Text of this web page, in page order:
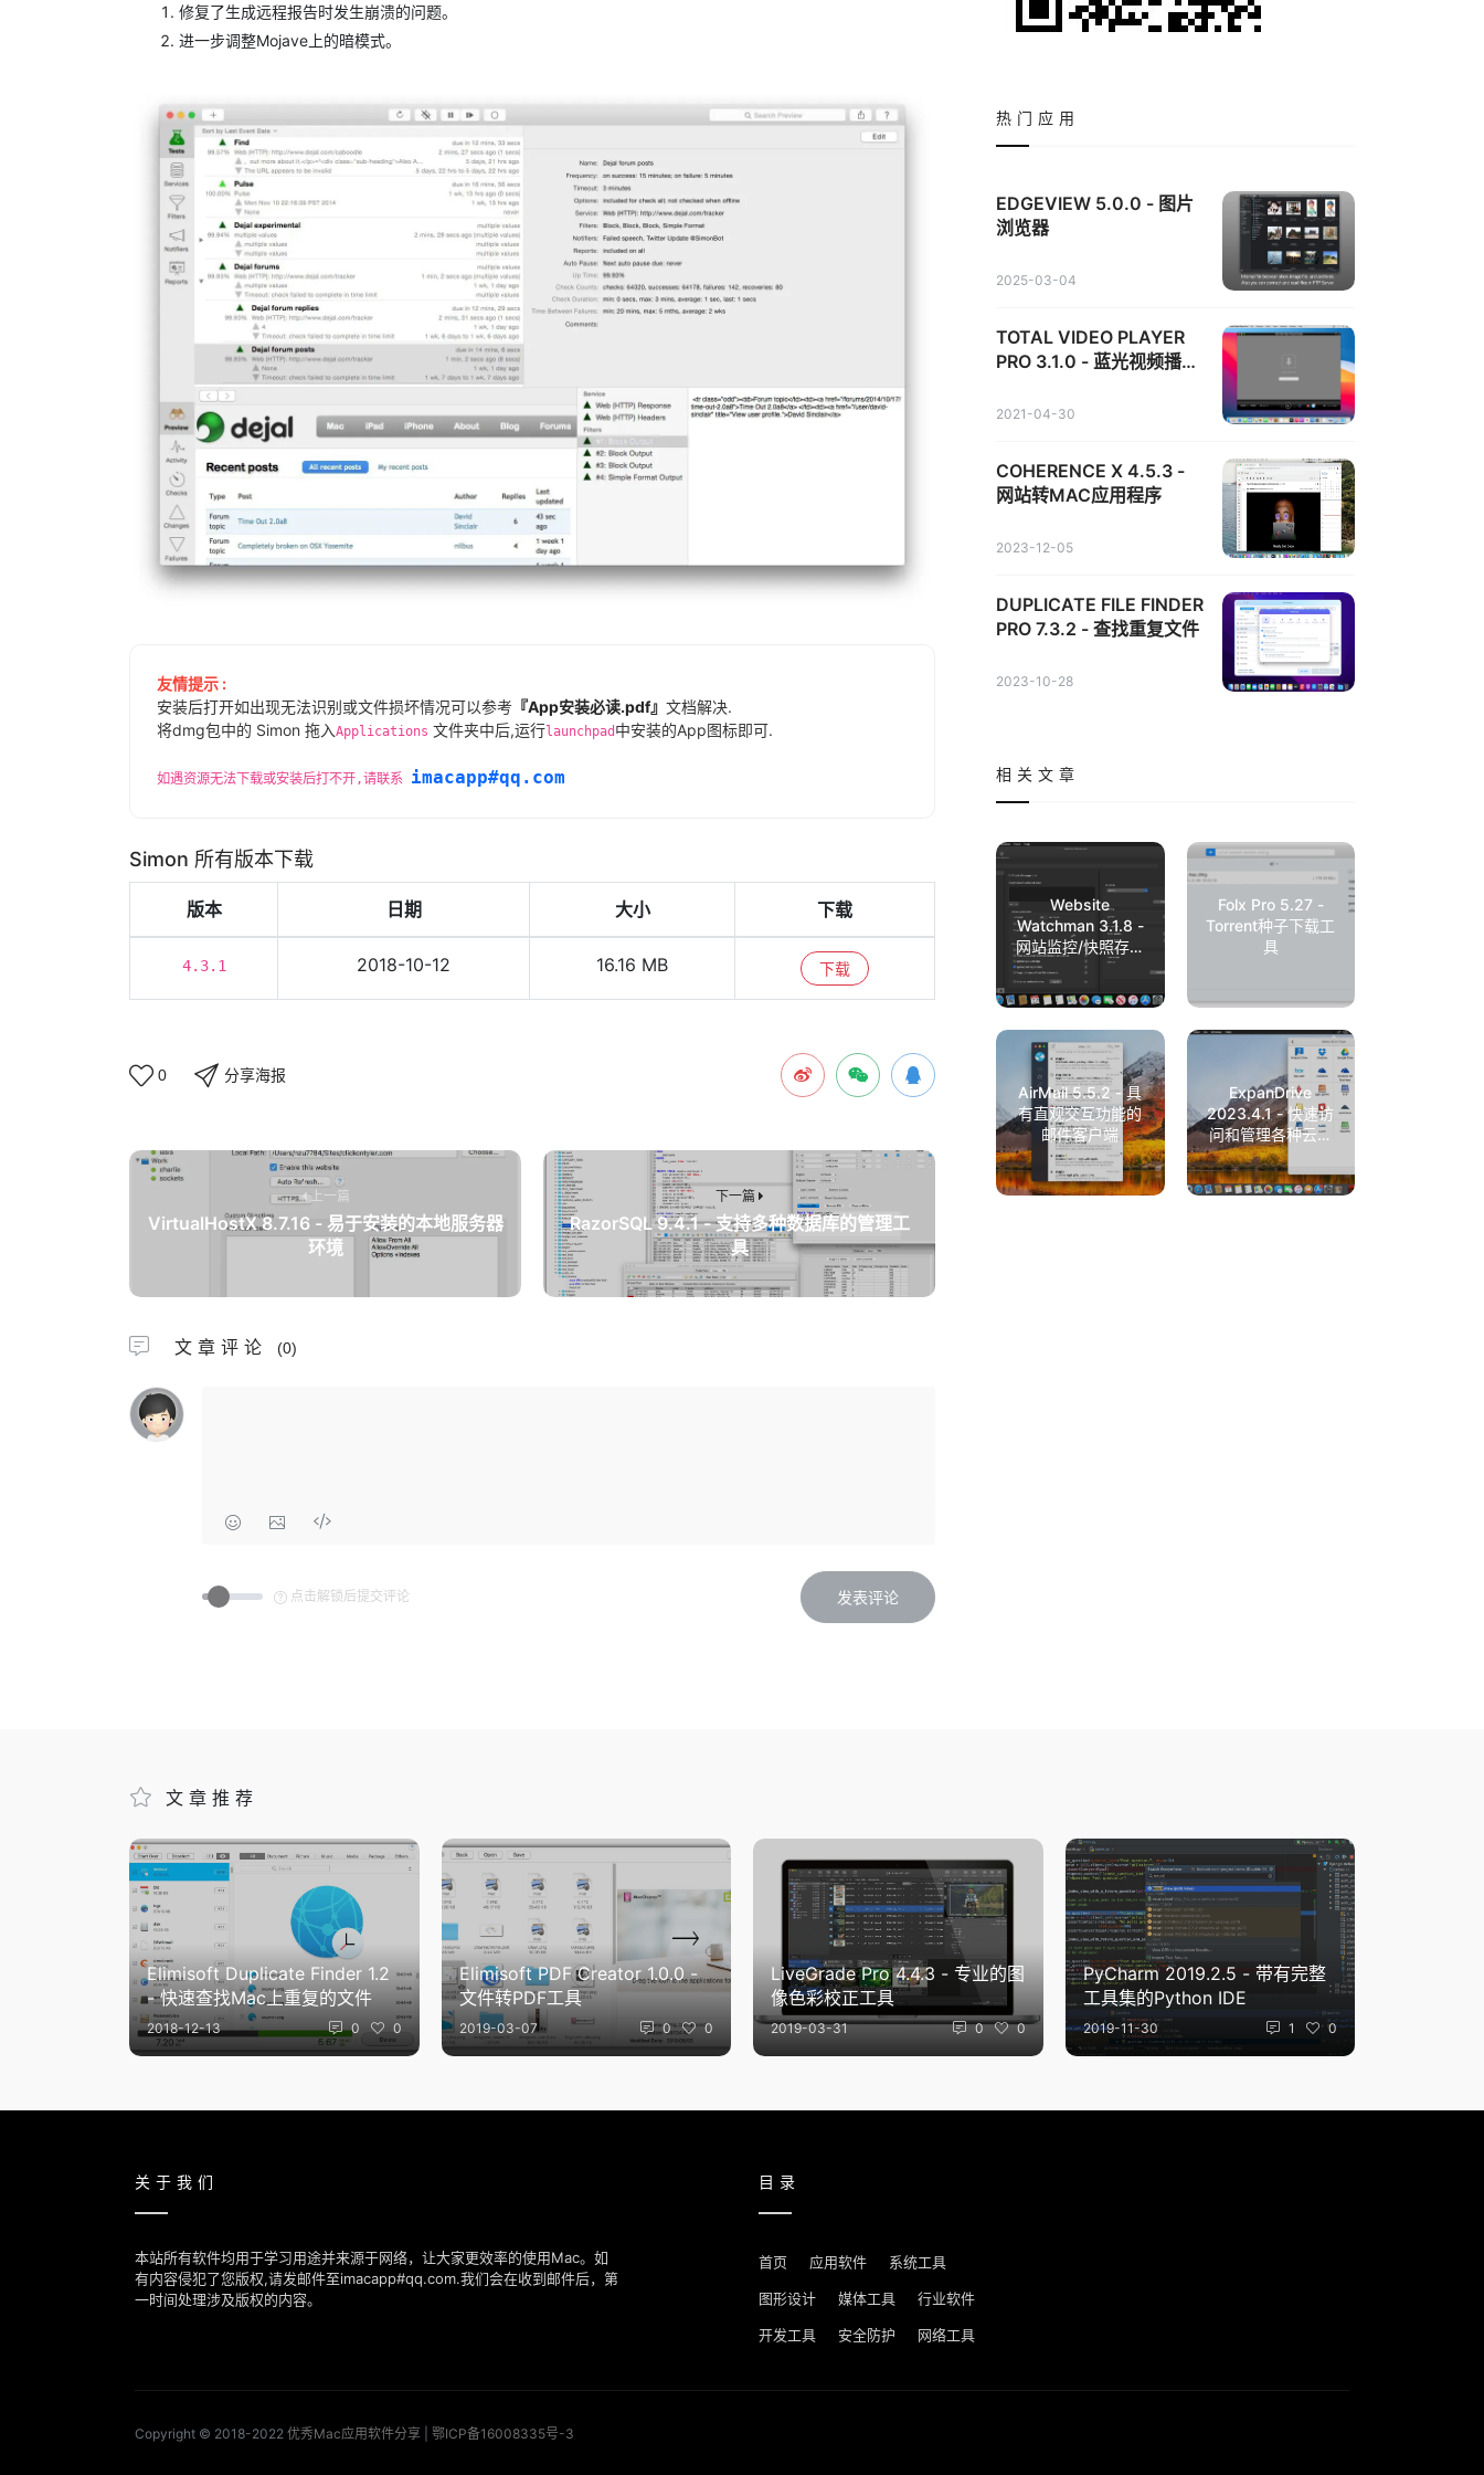
修复了生成远程报告时发生崩溃的问题。
进一步调整Mojave上的暗模式。
友情提示 :
安装后打开如出现无法识别或文件损坏情况可以参考 『App安装必读.pdf』 文档解决.
将dmg包中的 Simon 拖入Applications 文件夹中后,运行launchpad 中安装的App图标即可.
如遇资源无法下载或安装后打不开,请联系 imacapp#qq.com
Simon 所有版本下载
版本 日期 大小 下载
4.3.1 2018-10-12 16.16 MB 下载
0 分享海报
上一篇
VirtualHostX 8.7.16 - 易于安装的本地服务器
环境
下一篇
RazorSQL 9.4.1 - 支持多种数据库的管理工
具
文章评论 (0)
点击解锁后提交评论
热门应用
EDGEVIEW 5.0.0 - 图片
浏览器
2025-03-04
TOTAL VIDEO PLAYER
PRO 3.1.0 - 蓝光视频播放
2021-04-30
COHERENCE X 4.5.3 -
网站转MAC应用程序
2023-12-05
DUPLICATE FILE FINDER
PRO 7.3.2 - 查找重复文件
2023-10-28
相关文章
Website
Watchman 3.1.8 -
网站监控/快照存档
工具
Folx Pro 5.27 -
Torrent种子下载工
具
AirMail 5.5.2 - 具
有直观交互功能的
邮件客户端
ExpanDrive
2023.4.1 - 快速访
问和管理各种云存
储
文章推荐
Elimisoft Duplicate Finder 1.2
- 快速查找Mac上重复的文件
2018-12-13 0 0
Elimisoft PDF Creator 1.0.0 -
文件转PDF工具
2019-03-07 0 0
LiveGrade Pro 4.4.3 - 专业的图
像色彩校正工具
2019-03-31 0 0
PyCharm 2019.2.5 - 带有完整
工具集的Python IDE
2019-11-30 1 0
关于我们
本站所有软件均用于学习用途并来源于网络，让大家更效率的使用Mac。如
有内容侵犯了您版权,请发邮件至imacapp#qq.com.我们会在收到邮件后，第
一时间处理涉及版权的内容。
目录
首页 应用软件 系统工具
图形设计 媒体工具 行业软件
开发工具 安全防护 网络工具
Copyright © 2018-2022 优秀Mac应用软件分享 鄂ICP备16008335号-3